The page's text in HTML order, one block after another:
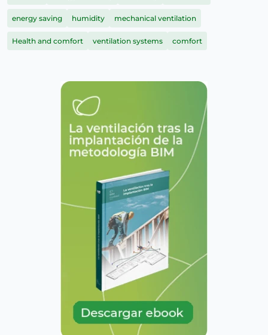
energy saving humidity mechanical ventilation
Health and comfort ventilation systems comfort